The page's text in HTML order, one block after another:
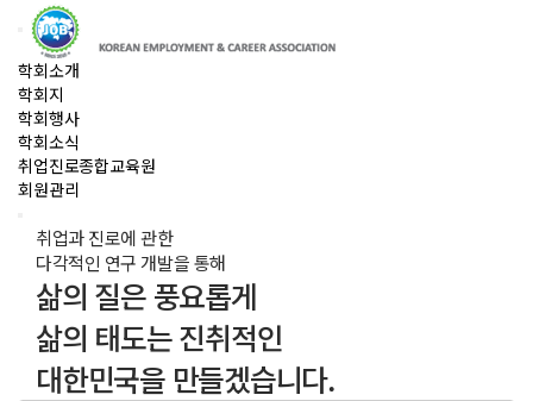
학회소개
학회지
학회행사
학회소식
취업진로종합교육원
회원관리
취업과 진로에 관한
다각적인 연구 개발을 통해
삶의 질은 풍요롭게
삶의 태도는 진취적인
대한민국을 만들겠습니다.